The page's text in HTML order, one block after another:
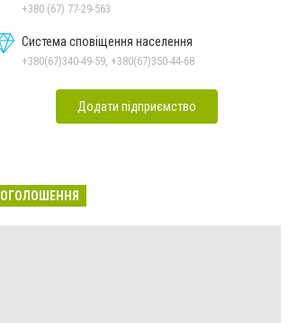
+380 (67) 77-29-563
Система сповіщення населення
+380(67)340-49-59, +380(67)350-44-68
Додати підприємство
ОГОЛОШЕННЯ